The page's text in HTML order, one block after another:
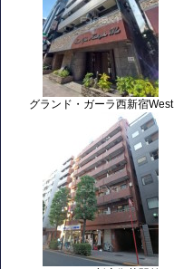
グランド・ガーラ西新宿West